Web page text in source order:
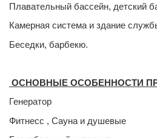
Плавательный бассейн, детский
Камерная система и здание
Беседки, барбекю.
ОСНОВНЫЕ ОСОБЕННОСТИ
Генератор
Фитнесс , Сауна и душевые